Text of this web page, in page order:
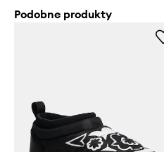
Podobne produkty